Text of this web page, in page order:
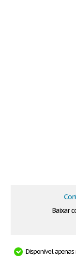
Baixar
Disponível